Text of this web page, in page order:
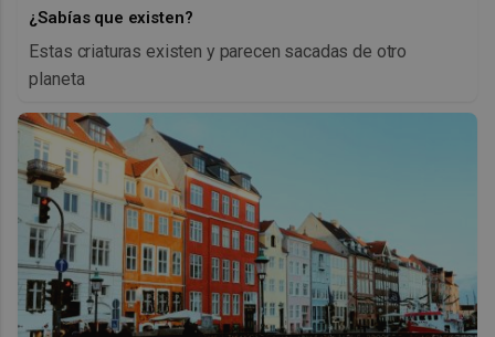
¿Sabías que existen?
Estas criaturas existen y parecen sacadas de otro
planeta